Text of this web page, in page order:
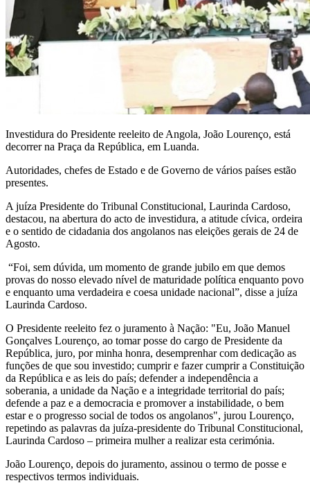
Investidura do Presidente reeleito de Angola, João Lourenço, está
decorrer na Praça da República, em Luanda.
Autoridades, chefes de Estado e de Governo de vários países estão
presentes.
A juíza Presidente do Tribunal Constitucional, Laurinda Cardoso,
destacou, na abertura do acto de investidura, a atitude cívica, ordeira
e o sentido de cidadania dos angolanos nas eleições gerais de 24 de
Agosto.
“Foi, sem dúvida, um momento de grande jubilo em que demos
provas do nosso elevado nível de maturidade política enquanto povo
e enquanto uma verdadeira e coesa unidade nacional”, disse a juíza
Laurinda Cardoso.
O Presidente reeleito fez o juramento à Nação: "Eu, João Manuel
Gonçalves Lourenço, ao tomar posse do cargo de Presidente da
República, juro, por minha honra, desemprenhar com dedicação as
funções de que sou investido; cumprir e fazer cumprir a Constituição
da República e as leis do país; defender a independência a
soberania, a unidade da Nação e a integridade territorial do país;
defende a paz e a democracia e promover a instabilidade, o bem
estar e o progresso social de todos os angolanos", jurou Lourenço,
repetindo as palavras da juíza-presidente do Tribunal Constitucional,
Laurinda Cardoso – primeira mulher a realizar esta cerimónia.
João Lourenço, depois do juramento, assinou o termo de posse e
respectivos termos individuais.